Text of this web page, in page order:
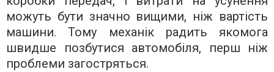
можуть бути значно вищими, ніж вартість
машини. Тому механік радить якомога
швидше позбутися автомобіля, перш ніж
проблеми загостряться.